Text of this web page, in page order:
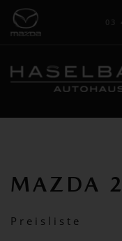
03
MAZDA
Preisliste